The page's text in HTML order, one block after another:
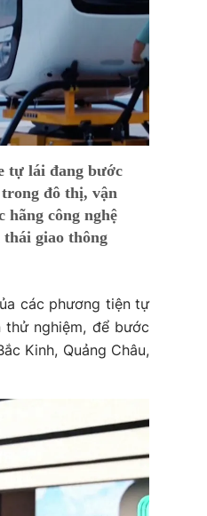
tự lái đang bước
đô thị, vận
hãng công nghệ
thái giao thông
các phương tiện tự
nghiệm, để bước
Kinh, Quảng Châu,